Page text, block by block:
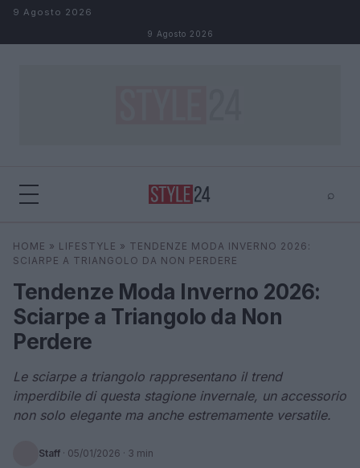
Salta al contenuto
9 Agosto 2026
9 Agosto 2026
⌕
Cerca ⌕
HOME » LIFESTYLE » TENDENZE MODA INVERNO 2026:
SCIARPE A TRIANGOLO DA NON PERDERE
Tendenze Moda Inverno 2026:
Sciarpe a Triangolo da Non
Perdere
Le sciarpe a triangolo rappresentano il trend
imperdibile di questa stagione invernale, un accessorio
non solo elegante ma anche estremamente versatile.
Staff · 05/01/2026 · 3 min